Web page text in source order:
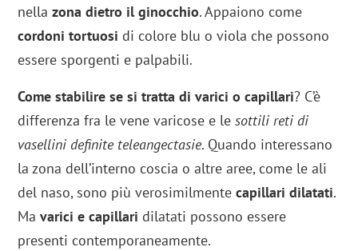
nella zona dietro il ginocchio. Appaiono come
cordoni tortuosi di colore blu o viola che possono
essere sporgenti e palpabili.
Come stabilire se si tratta di varici o capillari? C’è
differenza fra le vene varicose e lesottili reti di
vasellini definite teleangectasie. Quando interessano
la zona dell’interno coscia o altre aree, come le ali
del naso, sono più verosimilmentecapillari dilatati.
Ma varici e capillari dilatati possono essere
presenti contemporaneamente.